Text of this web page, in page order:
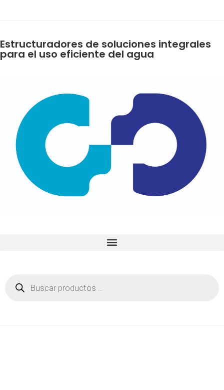
Estructuradores de soluciones integrales
para el uso eficiente del agua